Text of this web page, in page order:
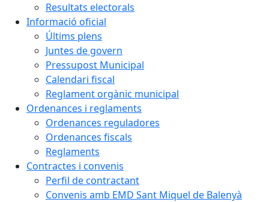
Resultats electorals
Informació oficial
Últims plens
Juntes de govern
Pressupost Municipal
Calendari fiscal
Reglament orgànic municipal
Ordenances i reglaments
Ordenances reguladores
Ordenances fiscals
Reglaments
Contractes i convenis
Perfil de contractant
Convenis amb EMD Sant Miquel de Balenyà